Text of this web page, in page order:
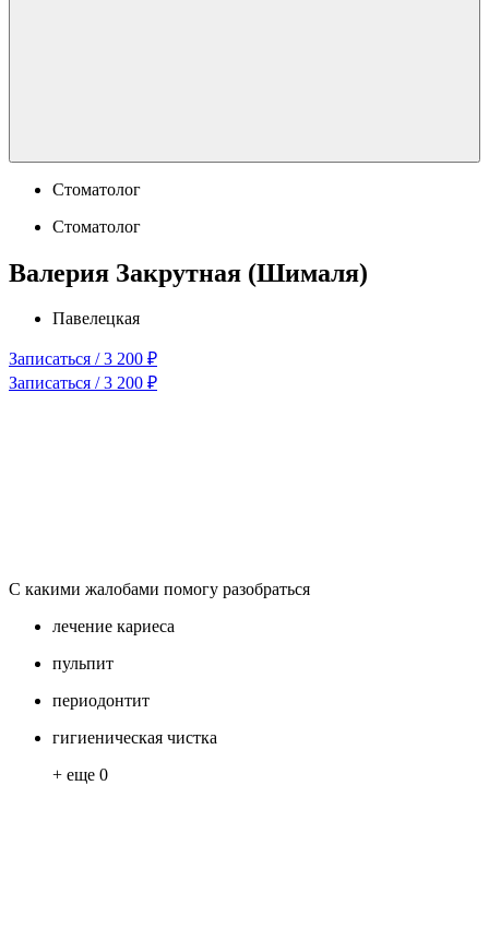
Стоматолог
Стоматолог
Валерия Закрутная (Шималя)
Павелецкая
Записаться / 3 200 ₽
Записаться / 3 200 ₽
С какими жалобами помогу разобраться
лечение кариеса
пульпит
периодонтит
гигиеническая чистка
+ еще 0